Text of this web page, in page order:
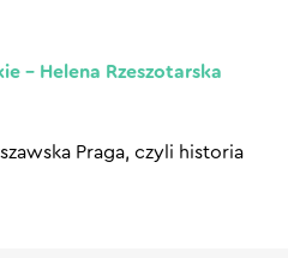
– Helena Rzeszotarska
Praga, czyli historia